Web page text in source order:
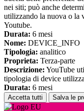
nei siti; può anche
utilizzando la nuova o la
Youtube.
Durata: 6 mesi
Nome: DEVICE_INFO
Tipologia: analitico
Proprieta: Terza-parte
Descrizione: YouTube
tipologia di device
Durata: 6 mesi
Accetta tutti Salva le